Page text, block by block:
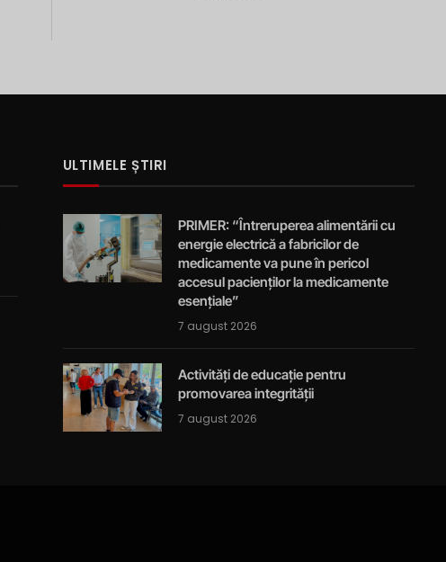
ULTIMELE ȘTIRI
PRIMER: “Întreruperea alimentării cu
energie electrică a fabricilor de
medicamente va pune în pericol
accesul pacienților la medicamente
esențiale”
7 august 2026
Activități de educație pentru
promovarea integrității
7 august 2026